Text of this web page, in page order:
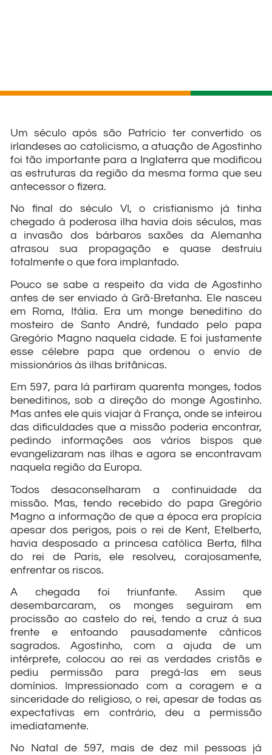
Um século após são Patrício ter convertido os
irlandeses ao catolicismo, a atuação de Agostinho
foi tão importante para a Inglaterra que modificou
as estruturas da região da mesma forma que seu
antecessor o fizera.
No final do século VI, o cristianismo já tinha
chegado à poderosa ilha havia dois séculos, mas
a invasão dos bárbaros saxões da Alemanha
atrasou sua propagação e quase destruiu
totalmente o que fora implantado.
Pouco se sabe a respeito da vida de Agostinho
antes de ser enviado à Grã-Bretanha. Ele nasceu
em Roma, Itália. Era um monge beneditino do
mosteiro de Santo André, fundado pelo papa
Gregório Magno naquela cidade. E foi justamente
esse célebre papa que ordenou o envio de
missionários às ilhas britânicas.
Em 597, para lá partiram quarenta monges, todos
beneditinos, sob a direção do monge Agostinho.
Mas antes ele quis viajar à França, onde se inteirou
das dificuldades que a missão poderia encontrar,
pedindo informações aos vários bispos que
evangelizaram nas ilhas e agora se encontravam
naquela região da Europa.
Todos desaconselharam a continuidade da
missão. Mas, tendo recebido do papa Gregório
Magno a informação de que a época era propícia
apesar dos perigos, pois o rei de Kent, Etelberto,
havia desposado a princesa católica Berta, filha
do rei de Paris, ele resolveu, corajosamente,
enfrentar os riscos.
A chegada foi triunfante. Assim que
desembarcaram, os monges seguiram em
procissão ao castelo do rei, tendo a cruz à sua
frente e entoando pausadamente cânticos
sagrados. Agostinho, com a ajuda de um
intérprete, colocou ao rei as verdades cristãs e
pediu permissão para pregá-las em seus
domínios. Impressionado com a coragem e a
sinceridade do religioso, o rei, apesar de todas as
expectativas em contrário, deu a permissão
imediatamente.
No Natal de 597, mais de dez mil pessoas já